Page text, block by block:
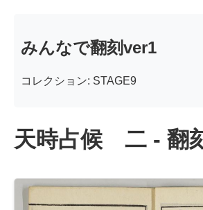
みんなで翻刻ver1
コレクション: STAGE9
天時占候 二 - 翻